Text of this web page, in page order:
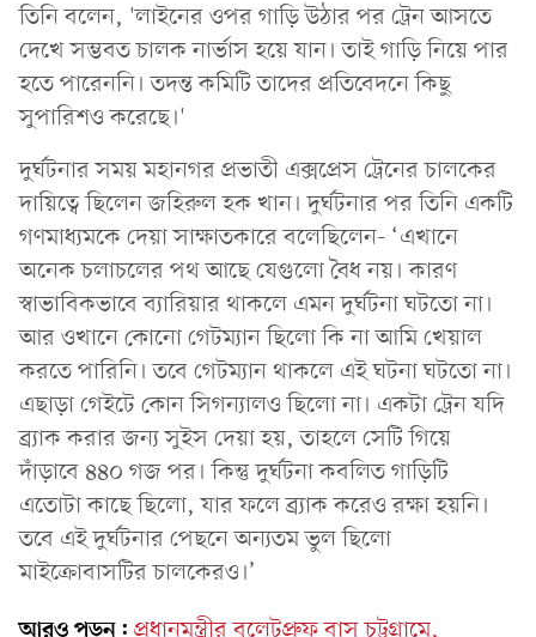
তিনি বলেন, 'লাইনের ওপর গাড়ি উঠার পর ট্রেন আসতে
দেখে সম্ভবত চালক নার্ভাস হয়ে যান। তাই গাড়ি নিয়ে পার
হতে পারেননি। তদন্ত কমিটি তাদের প্রতিবেদনে কিছু
সুপারিশও করেছে।'
দুর্ঘটনার সময় মহানগর প্রভাতী এক্সপ্রেস ট্রেনের চালকের
দায়িত্বে ছিলেন জহিরুল হক খান। দুর্ঘটনার পর তিনি একটি
গণমাধ্যমকে দেয়া সাক্ষাতকারে বলেছিলেন- ‘এখানে
অনেক চলাচলের পথ আছে যেগুলো বৈধ নয়। কারণ
স্বাভাবিকভাবে ব্যারিয়ার থাকলে এমন দুর্ঘটনা ঘটতো না।
আর ওখানে কোনো গেটম্যান ছিলো কি না আমি খেয়াল
করতে পারিনি। তবে গেটম্যান থাকলে এই ঘটনা ঘটতো না।
এছাড়া গেইটে কোন সিগন্যালও ছিলো না। একটা ট্রেন যদি
ব্র্যাক করার জন্য সুইস দেয়া হয়, তাহলে সেটি গিয়ে
দাঁড়াবে ৪৪০ গজ পর। কিন্তু দুর্ঘটনা কবলিত গাড়িটি
এতোটা কাছে ছিলো, যার ফলে ব্র্যাক করেও রক্ষা হয়নি।
তবে এই দুর্ঘটনার পেছনে অন্যতম ভুল ছিলো
মাইক্রোবাসটির চালকেরও।’
আরও পড়ুন: প্রধানমন্ত্রীর বুলেটপ্রুফ বাস চট্টগ্রামে,